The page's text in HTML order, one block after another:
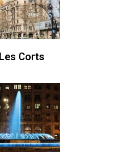
Les Corts